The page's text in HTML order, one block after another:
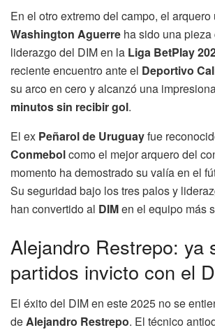
En el otro extremo del campo, el
Washington Aguerre ha sido una
liderazgo del DIM en la Liga BetPlay
reciente encuentro ante el Deportivo
su arco en cero y alcanzó una
minutos sin recibir gol.
El ex Peñarol de Uruguayfue
Conmebolcomo el mejor arquero del
momento ha demostrado su valía en el
Su seguridad bajo los tres palos y
han convertido al DIMen el equipo más
Alejandro Restrepo: ya
partidos invicto con el
El éxito del DIM en este 2025 no se
de Alejandro Restrepo. El técnico